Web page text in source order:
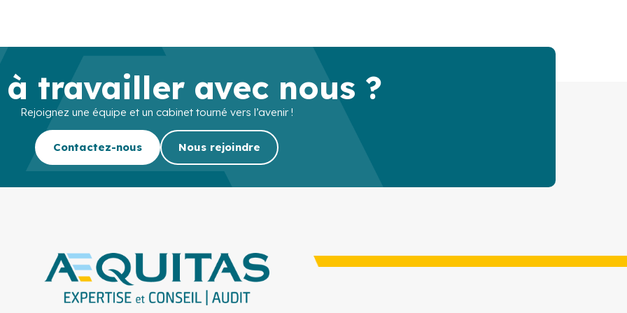
travailler avec nous ?
Rejoignez une équipe et un cabinet tourné vers l’avenir !
Contactez-nous Nous rejoindre